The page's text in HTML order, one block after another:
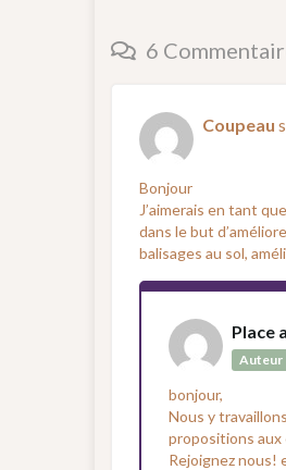
6
Coupeau
Bonjour
J’aimerais en tant
dans le but
balisages au sol,
Place
Auteur
bonjour,
Nous y
propositions
Rejoignez nous!